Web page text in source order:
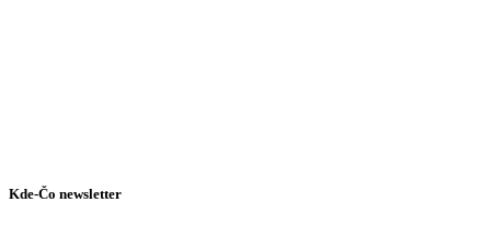
Kde-Čo newsletter